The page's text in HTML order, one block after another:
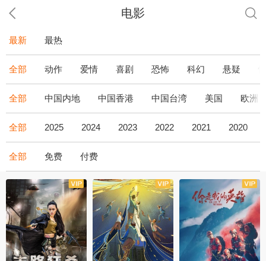
电影
最新 最热
全部 动作 爱情 喜剧 恐怖 科幻 悬疑
全部 中国内地 中国香港 中国台湾 美国 欧洲
全部 2025 2024 2023 2022 2021 2020
全部 免费 付费